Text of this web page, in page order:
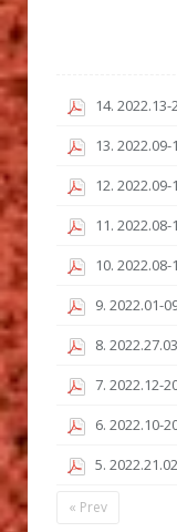
14.
13.
12.
11.
10.
9. 2022.01-
8.
7. 2022.12-
6. 2022.10-
5.
« Prev